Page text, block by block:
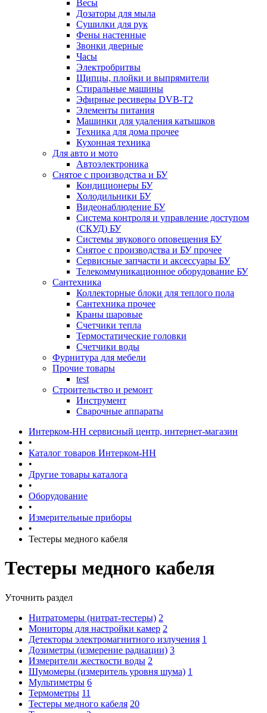
Весы
Дозаторы для мыла
Сушилки для рук
Фены настенные
Звонки дверные
Часы
Электробритвы
Щипцы, плойки и выпрямители
Стиральные машины
Эфирные ресиверы DVB-T2
Элементы питания
Машинки для удаления катышков
Техника для дома прочее
Кухонная техника
Для авто и мото
Автоэлектроника
Снятое с производства и БУ
Кондиционеры БУ
Холодильники БУ
Видеонаблюдение БУ
Система контроля и управление доступом
(СКУД) БУ
Системы звукового оповещения БУ
Снятое с производства и БУ прочее
Сервисные запчасти и аксессуары БУ
Телекоммуникационное оборудование БУ
Сантехника
Коллекторные блоки для теплого пола
Сантехника прочее
Краны шаровые
Счетчики тепла
Термоcтатические головки
Счетчики воды
Фурнитура для мебели
Прочие товары
test
Строительство и ремонт
Инструмент
Сварочные аппараты
Интерком-НН сервисный центр, интернет-магазин
•
Каталог товаров Интерком-НН
•
Другие товары каталога
•
Оборудование
•
Измерительные приборы
•
Тестеры медного кабеля
Тестеры медного кабеля
Уточнить раздел
Нитратомеры (нитрат-тестеры) 2
Мониторы для настройки камер 2
Детекторы электромагнитного излучения 1
Дозиметры (измерение радиации) 3
Измерители жесткости воды 2
Шумомеры (измеритель уровня шума) 1
Мультиметры 6
Термометры 11
Тестеры медного кабеля 20